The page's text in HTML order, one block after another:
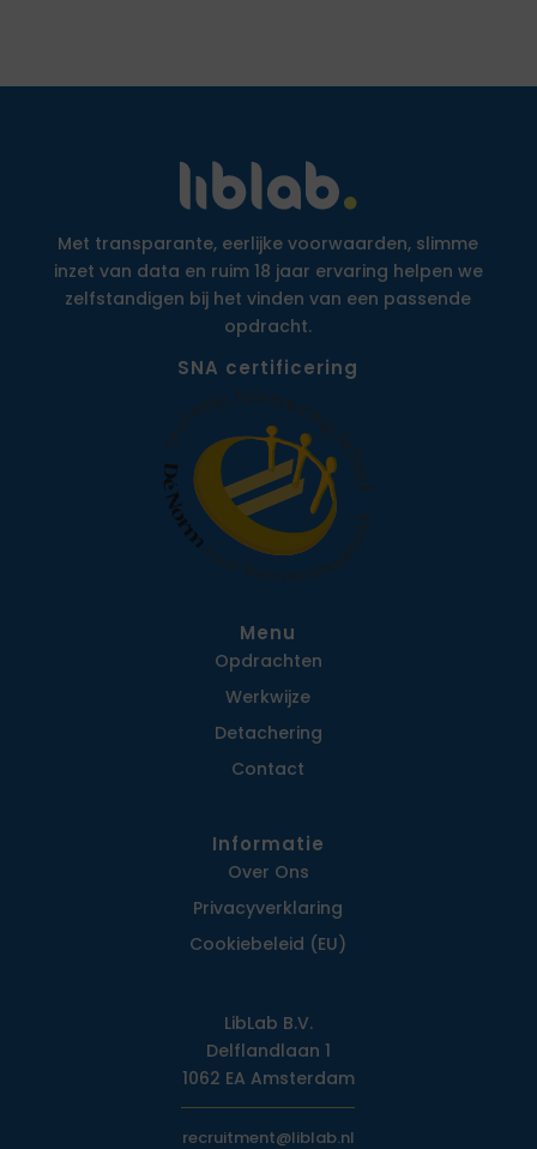
Met transparante, eerlijke voorwaarden, slimme
inzet van data en ruim 18 jaar ervaring helpen we
zelfstandigen bij het vinden van een passende
opdracht.
SNA certificering
Menu
Opdrachten
Werkwijze
Detachering
Contact
Informatie
Over Ons
Privacy­verklaring
Cookiebeleid (EU)
LibLab B.V.
Delflandlaan 1
1062 EA Amsterdam
recruitment@liblab.nl